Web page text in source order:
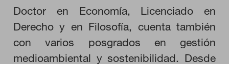
Doctor en Economía, Licenciado en
Derecho y en Filosofía, cuenta también
con varios posgrados en gestión
medioambiental y sostenibilidad. Desde